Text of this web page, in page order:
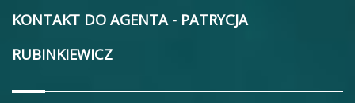
KONTAKT DO AGENTA - PATRYCJA
RUBINKIEWICZ